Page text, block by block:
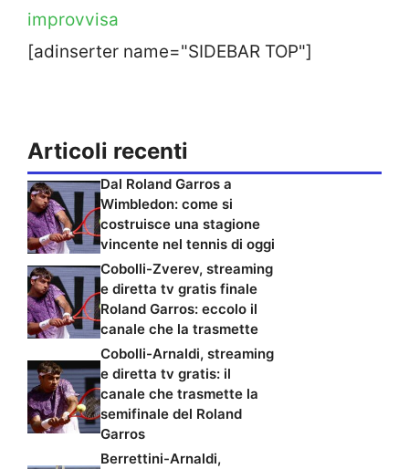
improvvisa
[adinserter name="SIDEBAR TOP"]
Articoli recenti
Dal Roland Garros a
Wimbledon: come si
costruisce una stagione
vincente nel tennis di oggi
Cobolli-Zverev, streaming
e diretta tv gratis finale
Roland Garros: eccolo il
canale che la trasmette
Cobolli-Arnaldi, streaming
e diretta tv gratis: il
canale che trasmette la
semifinale del Roland
Garros
Berrettini-Arnaldi,